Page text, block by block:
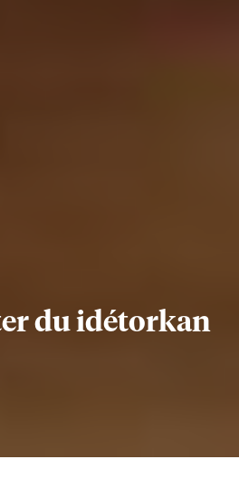
du idétorkan